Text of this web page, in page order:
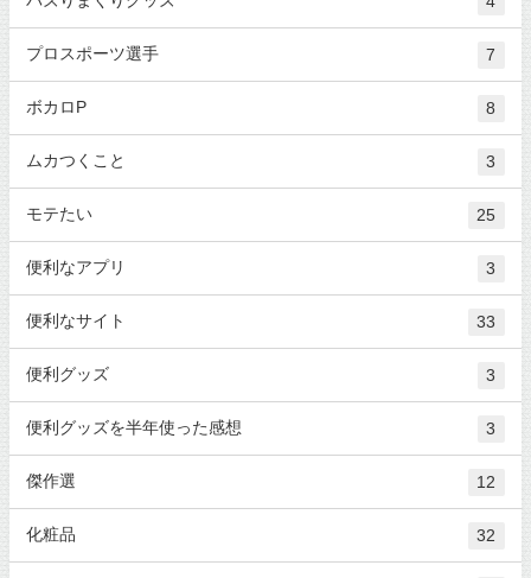
プロスポーツ選手 7
ボカロP 8
ムカつくこと 3
モテたい 25
便利なアプリ 3
便利なサイト 33
便利グッズ 3
便利グッズを半年使った感想 3
傑作選 12
化粧品 32